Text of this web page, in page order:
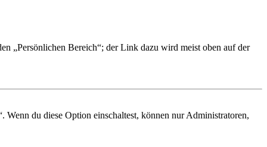
„Persönlichen Bereich“; der Link dazu wird meist oben auf der
du diese Option einschaltest, können nur Administratoren,